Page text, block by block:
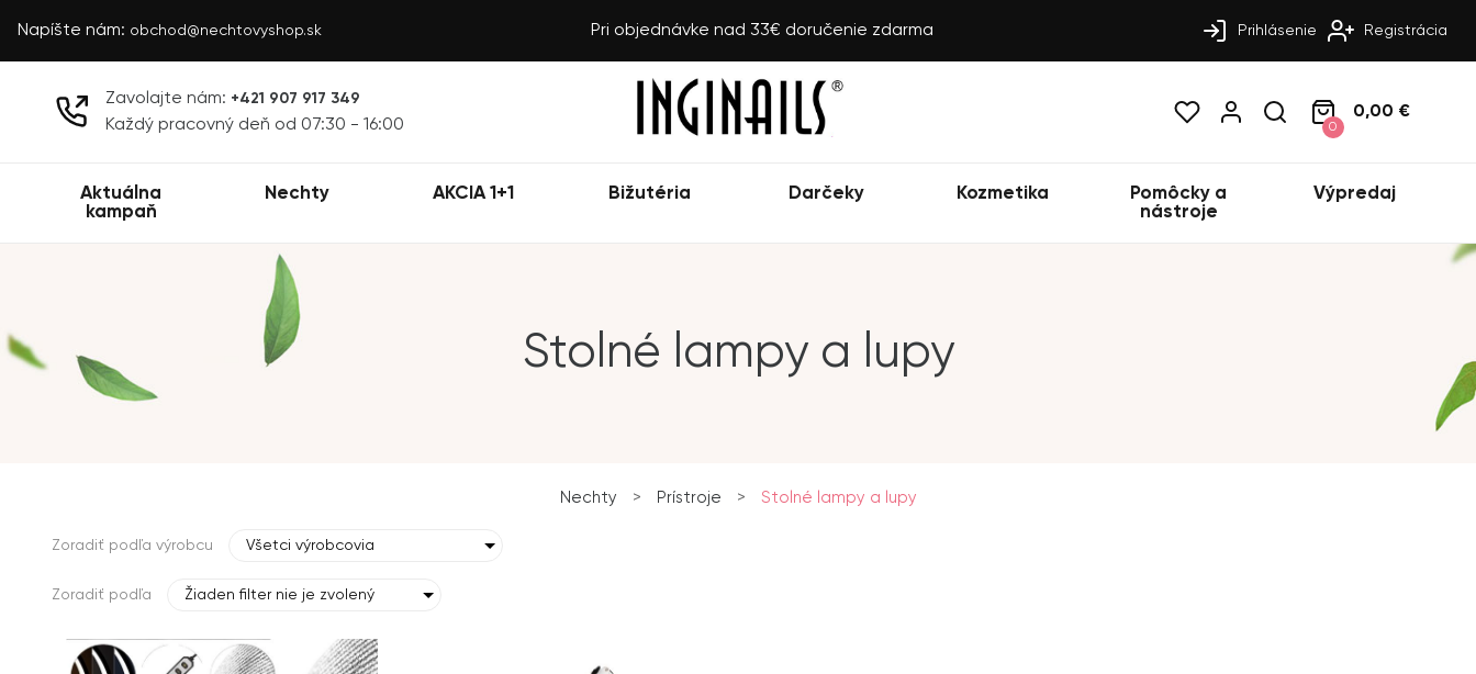
Napíšte nám: obchod@nechtovyshop.sk Pri objednávke nad 33€ doručenie zdarma Prihlásenie Registrácia
Zavolajte nám: +421 907 917 349
Každý pracovný deň od 07:30 - 16:00 0
0,00 €
Aktuálna
kampaň
Nechty AKCIA 1+1 Bižutéria Darčeky Kozmetika
Pomôcky a
nástroje
Výpredaj
Stolné lampy a lupy
Nechty > Prístroje > Stolné lampy a lupy
Zoradiť podľa výrobcu Všetci výrobcovia
Zoradiť podľa Žiaden filter nie je zvolený